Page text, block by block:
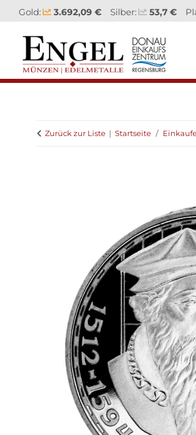
Gold: 3.692,09 € Silber: 53,7 €
Zurück zur Liste Startseite